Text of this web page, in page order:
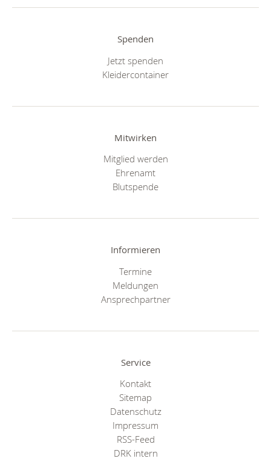
Spenden
Jetzt spenden
Kleidercontainer
Mitwirken
Mitglied werden
Ehrenamt
Blutspende
Informieren
Termine
Meldungen
Ansprechpartner
Service
Kontakt
Sitemap
Datenschutz
Impressum
RSS-Feed
DRK intern